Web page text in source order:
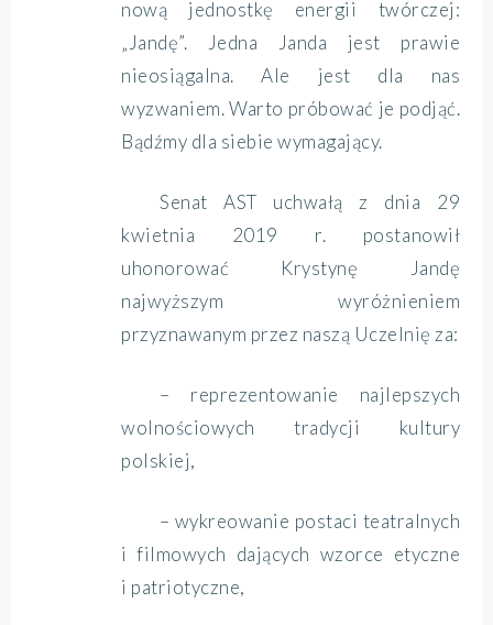
nową jednostkę energii twórczej:
„Jandę”. Jedna Janda jest prawie
nieosiągalna. Ale jest dla nas
wyzwaniem. Warto próbować je podjąć.
Bądźmy dla siebie wymagający.
Senat AST uchwałą z dnia 29
kwietnia 2019 r. postanowił
uhonorować Krystynę Jandę
najwyższym wyróżnieniem
przyznawanym przez naszą Uczelnię za:
– reprezentowanie najlepszych
wolnościowych tradycji kultury
polskiej,
– wykreowanie postaci teatralnych
i filmowych dających wzorce etyczne
i patriotyczne,